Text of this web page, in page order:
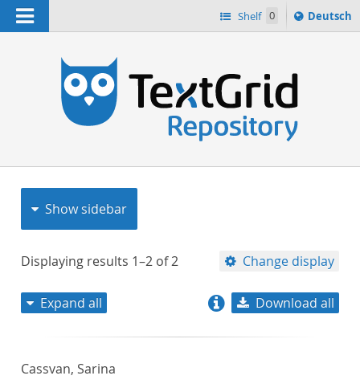
Navigation Shelf 0
Sprache
ï¿½ndern
Deutsch
Show sidebar
Displaying results 1–2 of2 Change display
Expand all Download all
Cassvan, Sarina